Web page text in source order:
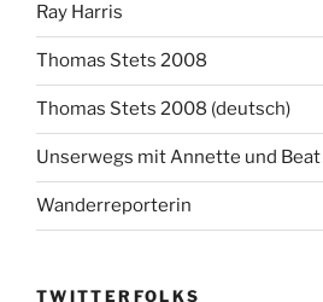
Ray Harris
Thomas Stets 2008
Thomas Stets 2008 (deutsch)
Unserwegs mit Annette und Beat
Wanderreporterin
TWITTERFOLKS